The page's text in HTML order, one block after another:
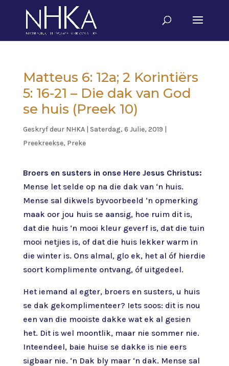
Matteus 6: 12a; 2 Korintiërs
5: 16-21 – Die dak van God
se huis (Preek 10)
Geskryf deur NHKA| Saterdag, 6 Julie, 2019 |
Preekreekse, Preke
Broers en susters in onse Here Jesus Christus:
Mense let selde op na die dak van ‘n huis.
Mense sal dikwels byvoorbeeld ‘n opmerking
maak oor jou huis se aansig, hoe ruim dit is,
dat die huis ‘n mooi kleur geverf is, dat die tuin
mooi netjies is, of dat die huis lekker warm in
die winter is. Ons almal, glo ek, het al óf hierdie
soort komplimente ontvang, óf uitgedeel.
Het iemand al egter, broers en susters, u huis
se dak gekomplimenteer? Iets soos: dit is nou
een van die mooiste dakke wat ek al gesien
het. Dit is wel moontlik, maar nie sommer nie.
Inteendeel, baie huise se dakke is nie eers
sigbaar nie. ‘n Dak bly maar ‘n dak. Mense sal